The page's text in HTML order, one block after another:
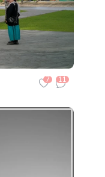
7 11